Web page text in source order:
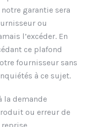
garantie sera
ou
l’excéder. En
ce plafond
fournisseur sans
à ce sujet.
la demande
ou erreur de